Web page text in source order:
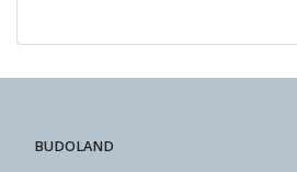
BUDOLAND